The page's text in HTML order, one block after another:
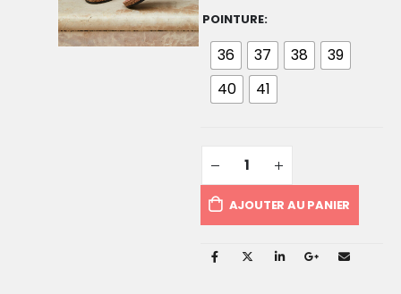
POINTURE
36 37 38
39
40
41
AJOUTER AU PANIER